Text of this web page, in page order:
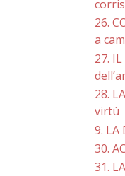
26.
a
27.
28.
virtù
9. LA
30.
31.